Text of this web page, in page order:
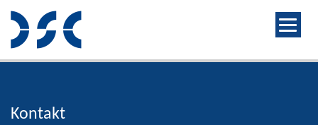
Kontakt